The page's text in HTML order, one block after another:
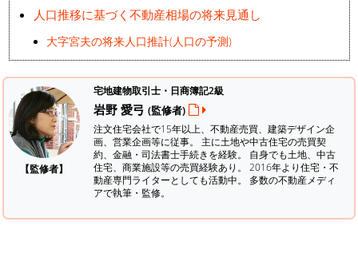
人口推移に基づく不動産相場の将来見通し
大字宮夫の将来人口推計(人口の予測)
【監修者】
宅地建物取引士・日商簿記2級
岩野 愛弓 (監修者)
注文住宅会社で15年以上、不動産売買、建築デザイン企
画、営業企画等に従事。 主に土地や中古住宅の売買契
約、金融・司法書士手続きを経験。 自身でも土地、中古
住宅、商業施設等の売買経験あり。 2016年より住宅・不
動産専門ライターとしても活動中。 多数の不動産メディ
アで執筆・監修。